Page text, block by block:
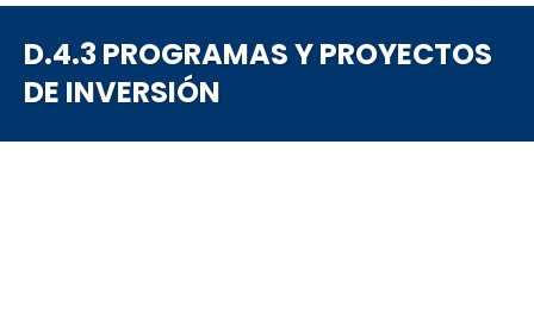
D.4.3 PROGRAMAS Y PROYECTOS
DE INVERSIÓN